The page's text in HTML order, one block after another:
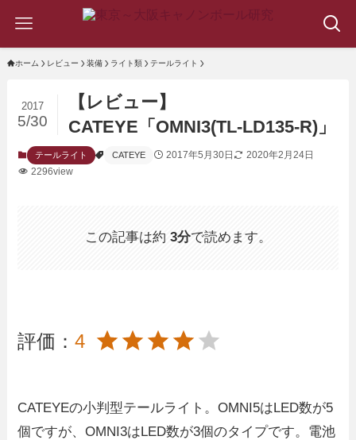
ホーム レビュー 装備 ライト類 テールライト
【レビュー】
CATEYE「OMNI3(TL-LD135-R)」
2017
5/30
テールライト CATEYE 2017年5月30日
2020年2月24日
2296view
この記事は約 3分で読めます。
評価：4
CATEYEの小判型テールライト。OMNI5はLED数が5
個ですが、OMNI3はLED数が3個のタイプです。電池